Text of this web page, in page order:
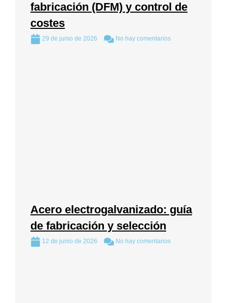
fabricación (DFM) y control de
costes
29 de junio de 2026 No hay comentarios
Acero electrogalvanizado: guía
de fabricación y selección
12 de junio de 2026 No hay comentarios